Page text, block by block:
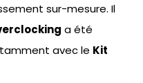
sur-mesure. Il
a été
avec le Kit